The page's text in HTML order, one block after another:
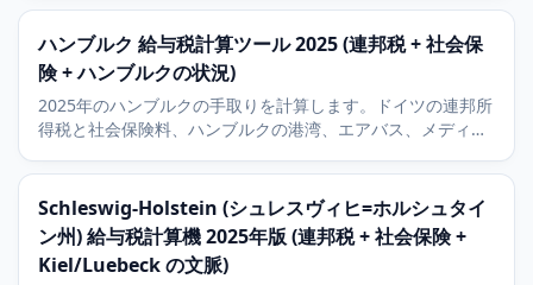
ヒスハーフェン) のBASFの地域事情に加え、9パーセントの
教会税も解説します。
ハンブルク 給与税計算ツール 2025 (連邦税 + 社会保
険 + ハンブルクの状況)
2025年のハンブルクの手取りを計算します。ドイツの連邦所
得税と社会保険料、ハンブルクの港湾、エアバス、メディア
Schleswig-Holstein (シュレスヴィヒ=ホルシュタイ
ン州) 給与税計算機 2025年版 (連邦税 + 社会保険 +
Kiel/Luebeck の文脈)